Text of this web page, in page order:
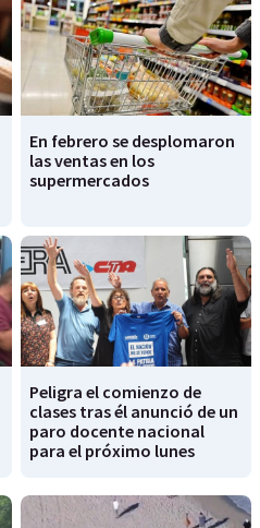
En febrero se desplomaron
las ventas en los
supermercados
Peligra el comienzo de
clases tras él anunció de un
paro docente nacional
para el próximo lunes